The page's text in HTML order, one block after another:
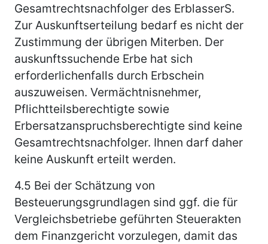
Gesamtrechtsnachfolger des ErblasserS.
Zur Auskunftserteilung bedarf es nicht der
Zustimmung der übrigen Miterben. Der
auskunftssuchende Erbe hat sich
erforderlichenfalls durch Erbschein
auszuweisen. Vermächtnisnehmer,
Pflichtteilsberechtigte sowie
Erbersatzanspruchsberechtigte sind keine
Gesamtrechtsnachfolger. Ihnen darf daher
keine Auskunft erteilt werden.
4.5 Bei der Schätzung von
Besteuerungsgrundlagen sind ggf. die für
Vergleichsbetriebe geführten Steuerakten
dem Finanzgericht vorzulegen, damit das